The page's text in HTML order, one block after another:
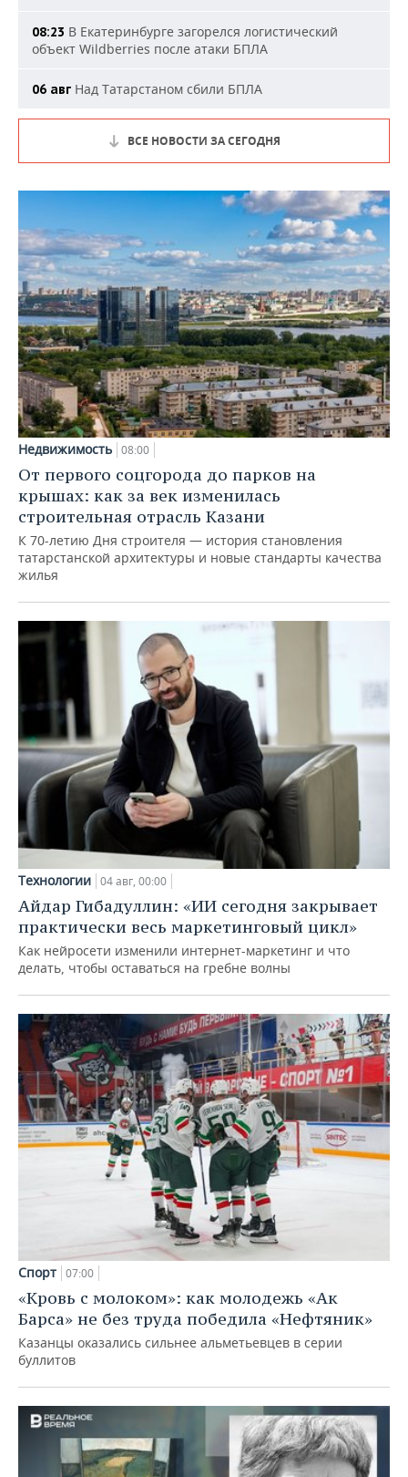
08:23 В Екатеринбурге загорелся логистический
объект Wildberries после атаки БПЛА
06 авг Над Татарстаном сбили БПЛА
ВСЕ НОВОСТИ ЗА СЕГОДНЯ
Недвижимость 08:00
От первого соцгорода до парков на
крышах: как за век изменилась
строительная отрасль Казани
К 70-летию Дня строителя — история становления
татарстанской архитектуры и новые стандарты качества
жилья
Технологии 04 авг, 00:00
Айдар Гибадуллин: «ИИ сегодня закрывает
практически весь маркетинговый цикл»
Как нейросети изменили интернет-маркетинг и что
делать, чтобы оставаться на гребне волны
Спорт 07:00
«Кровь с молоком»: как молодежь «Ак
Барса» не без труда победила «Нефтяник»
Казанцы оказались сильнее альметьевцев в серии
буллитов